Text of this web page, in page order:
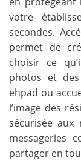
votre
secondes.
permet de
choisir ce
photos et
ehpad ou
l’image des
sécurisée aux
messageries
partager en